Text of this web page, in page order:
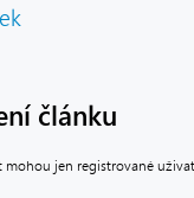
článku
mohou jen registrované